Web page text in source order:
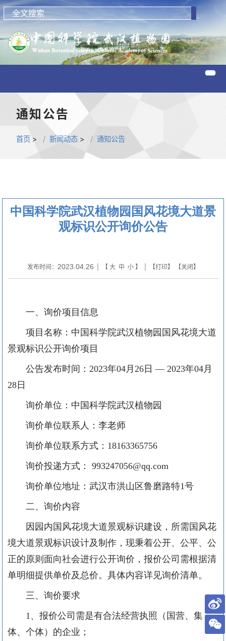
通知公告
首页 > 新闻动态 > 通知公告
中国科学院武汉植物园国风花境大道景
观标识公开询价公告
发布时间： 2023.04.26 | 【 大 中 小】 | 【打印】 【关闭】
一、 询价项目信息
项目名称：中国科学院武汉植物园 国风花境大道
景观标识公开询价项目
公告发布时间： 2023年04 月 26日 — 2023年04 月
28日
询价单位：中国科学院武汉植物园
询价单位联系人： 李老师
询价单位联系方式： 18163365756
询价投递方式： 993247056@qq.com
询价单位地址：武汉市洪山区鲁磨路特1号
二、 询价内容
因园内国风花境大道景观标识建设，所需国风花
境大道景观标识设计及制作， 现秉着公开、公平、公
正的原则面向社会进行公开询价 ，报价公司需根据清
单明细提供单价及总价。具体内容详见询价清单。
三、 询价要求
1、报价公司需是有合法经营执照（国营、集
体、个体） 的企业；